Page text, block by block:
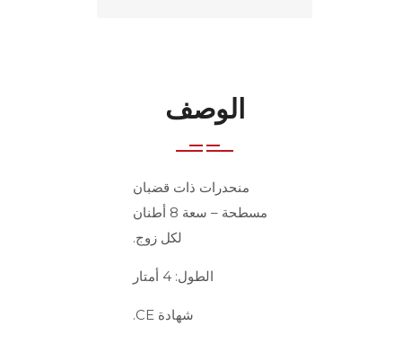
الوصف
منحدرات ذات قضبان
مسطحة – سعة 8 أطنان
لكل زوج.
الطول: 4 أمتار
شهادة CE.